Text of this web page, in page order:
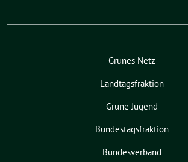
Grünes Netz
Landtagsfraktion
Grüne Jugend
Bundestagsfraktion
Bundesverband